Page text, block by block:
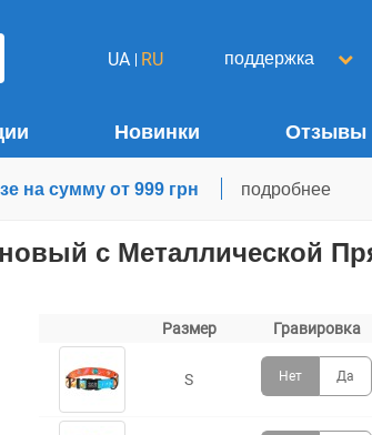
UA RU поддержка
Новинки Отзывы
на сумму от 999 грн подробнее
c Металлической
Размер Гравировка
S Нет Да